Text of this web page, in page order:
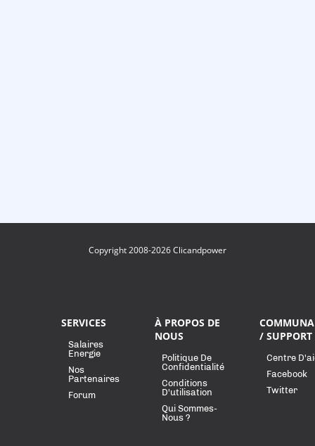
Copyright 2008-2026 Clicandpower
SERVICES
Salaires
Energie
Nos
Partenaires
Forum
À PROPOS DE
NOUS
Politique De
Confidentialité
Conditions
D'utilisation
Qui Sommes-
Nous ?
/ SUPPORT
Centre
Facebook
Twitter